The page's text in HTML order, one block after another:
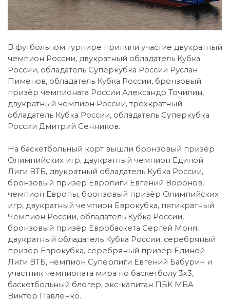
В футбольном турнире приняли участие двукратный
чемпион России, двукратный обладатель Кубка
России, обладатель Суперкубка России Руслан
Пименов, обладатель Кубка России, бронзовый
призёр чемпионата России Александр Точилин,
двукратный чемпион России, трёхкратный
обладатель Кубка России, обладатель Суперкубка
России Дмитрий Сенников.
На баскетбольный корт вышли бронзовый призёр
Олимпийских игр, двукратный чемпион Единой
Лиги ВТБ, двукратный обладатель Кубка России,
бронзовый призёр Евролиги Евгений Воронов,
чемпион Европы, бронзовый призёр Олимпийских
игр, двукратный чемпион Еврокубка, пятикратный
Чемпион России, обладатель Кубка России,
бронзовый призёр Евробаскета Сергей Моня,
двукратный обладатель Кубка России, серебряный
призёр Еврокубка, серебряный призёр Единой
Лиги ВТБ, чемпион Суперлиги Евгений Бабурин и
участник чемпионата мира по баскетболу 3х3,
баскетбольный блогер, экс-капитан ПБК МБА
Виктор Павленко.